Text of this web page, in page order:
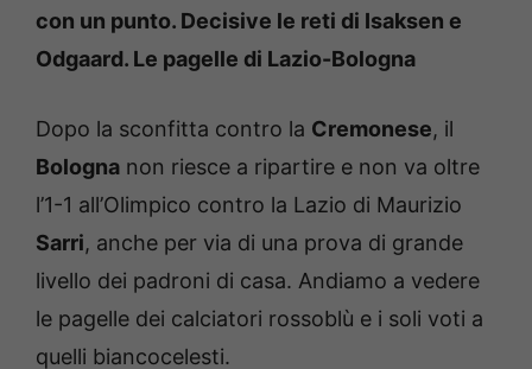
con un punto. Decisive le reti di Isaksen e
Odgaard. Le pagelle di Lazio-Bologna
Dopo la sconfitta contro la Cremonese, il
Bologna non riesce a ripartire e non va oltre
l’1-1 all’Olimpico contro la Lazio di Maurizio
Sarri, anche per via di una prova di grande
livello dei padroni di casa. Andiamo a vedere
le pagelle dei calciatori rossoblù e i soli voti a
quelli biancocelesti.